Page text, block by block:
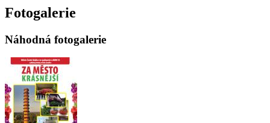
Fotogalerie
Náhodná fotogalerie